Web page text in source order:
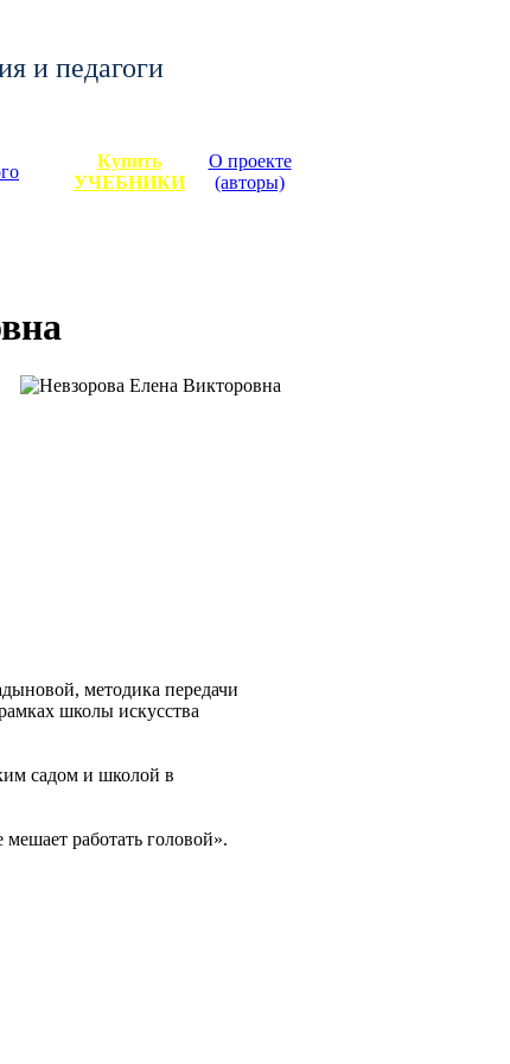
и педагоги
Купить
УЧЕБНИКИ
О проекте
(авторы)
методика передачи
школы искусства
садом и школой в
работать головой».